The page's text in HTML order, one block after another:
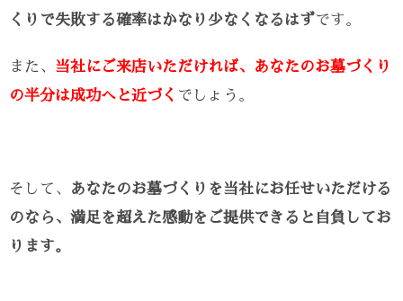
くりで失敗する確率はかなり少なくなるはずです。
また、 当社にご来店いただければ、あなたのお墓づくり
の半分は成功へと近づく でしょう。
そして、
あなたのお墓づくりを当社にお任せいただける
のなら、満足を超えた感動をご提供できると自負してお
ります。